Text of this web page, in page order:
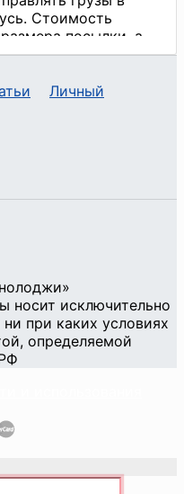
Личный
носит исключительно
при каких условиях
определяемой